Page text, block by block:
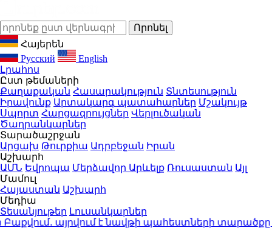
Հայերեն
Русский
English
Լրահոս
Ըստ թեմաների
Քաղաքական Հասարակություն Տնտեսություն
Իրավունք Արտակարգ պատահարներ Մշակույթ
Սպորտ Հարցազրույցներ Վերլուծական
Ծաղրանկարներ
Տարածաշրջան
Արցախ Թուրքիա Ադրբեջան Իրան
Աշխարհ
ԱՄՆ Եվրոպա Մերձավոր Արևելք Ռուսաստան Այլ
Մամուլ
Հայաստան Աշխարհ
Մեդիա
Տեսանյութեր Լուսանկարներ
այրվում է նավթի պահեստների տարածքը